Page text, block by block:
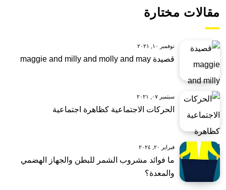
مقالات مختارة
نوفمبر ١٠, ٢٠٢١
قصيدة maggie and milly and molly and may
سبتمبر ٠٧, ٢٠٢١
الحركات الاجتماعية كظاهرة اجتماعية
فبراير ٢٠, ٢٠٢٤
ما فوائد مشروب الشمر للبطن والجهاز الهضمي
والمعدة؟